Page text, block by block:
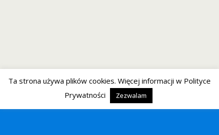
Ta strona używa plików cookies. Więcej informacji w Polityce
Prywatności
Zezwalam